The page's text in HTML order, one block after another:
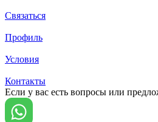
Связаться
Профиль
Условия
Контакты
Если у вас есть вопросы или